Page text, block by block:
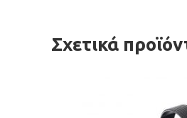
Σχετικά